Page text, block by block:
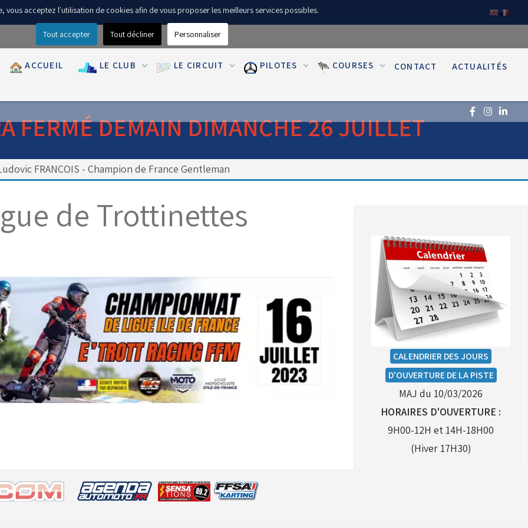
ACCUEIL LE CLUB LE CIRCUIT PILOTES COURSES CONTACT ACTUALITÉS
FERMÉ DEMAIN DIMANCHE 26 JUILLET
FRANCOIS - Champion de France Gentleman
CALENDRIER DES JOURS
D'OUVERTURE DE LA PISTE
MAJ du 10/03/2026
HORAIRES D'OUVERTURE :
9H00-12H et 14H-18H00
(Hiver 17H30)
de Trottinettes
vous acceptez l'utilisation de cookies afin de vous proposer les meilleurs services possibles.
Tout accepter Tout décliner Personnaliser